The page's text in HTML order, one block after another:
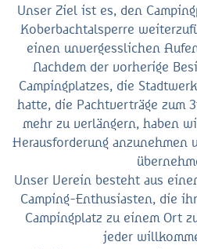
Unser Ziel ist es, den
Koberbachtalsperre
einen unvergesslichen
Nachdem der vorherige
Campingplatzes, die
hatte, die Pachtverträge zum
mehr zu verlängern, haben
Herausforderung anzunehmen
Unser Verein besteht aus
Camping-Enthusiasten, die
Campingplatz zu einem Ort
jeder